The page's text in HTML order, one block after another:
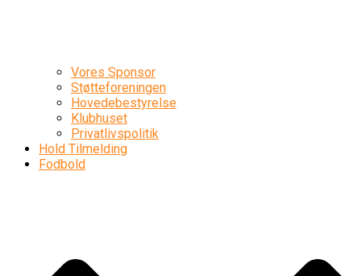
Vores Sponsor
Støtteforeningen
Hovedebestyrelse
Klubhuset
Privatlivspolitik
Hold Tilmelding
Fodbold